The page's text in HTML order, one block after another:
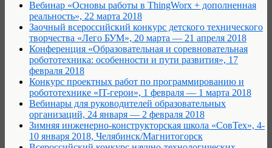
Вебинар «Основы работы в ThingWorx + дополненная
реальность», 22 марта 2018
Заочный всероссийский конкурс детского технического
творчества «Лего БУМ», 20 марта — 21 апреля 2018
Конференция «Образовательная и соревновательная
робототехника: особенности и пути развития», 17
февраля 2018
Конкурс проектных работ по программированию и
робототехнике «IT-герои», 1 февраля — 1 марта 2018
Вебинары для руководителей образовательных
организаций, 24 января — 2 февраля 2018
Зимняя инженерно-конструкторская школа «СовТех», 4-
10 января 2018, Челябинск/Магнитогорск